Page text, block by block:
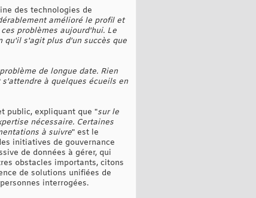
des technologies de
amélioré le profil et
problèmes aujourd'hui. Le
s'agit plus d'un succès que
de longue date. Rien
à quelques écueils en
public, expliquant que "sur le
nécessaire. Certaines
à suivre" est le
initiatives de gouvernance
de données à gérer, qui
obstacles importants, citons
de solutions unifiées de
interrogées.